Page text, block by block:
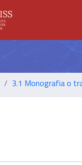
3.1 Monografia o